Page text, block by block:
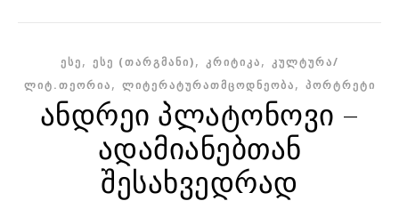
ᲔᲡᲔ, ᲔᲡᲔ (ᲗᲐᲠᲒᲛᲐᲜᲘ), ᲙᲠᲘᲢᲘᲙᲐ, ᲙᲣᲚᲢᲣᲠᲐ/
ᲚᲘᲢ.ᲗᲔᲝᲠᲘᲐ, ᲚᲘᲢᲔᲠᲐᲢᲣᲠᲐᲗᲛᲪᲝᲓᲜᲔᲝᲑᲐ, ᲞᲝᲠᲢᲠᲔᲢᲘ
ანდრეი პლატონოვი –
ადამიანებთან
შესახვედრად